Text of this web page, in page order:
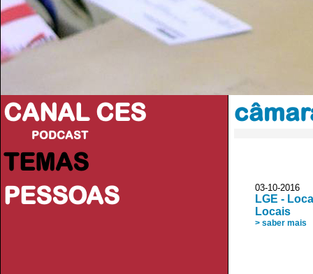
CANAL CES
PODCAST
TEMAS
PESSOAS
03-10-
LGE -
Locais
> saber mais